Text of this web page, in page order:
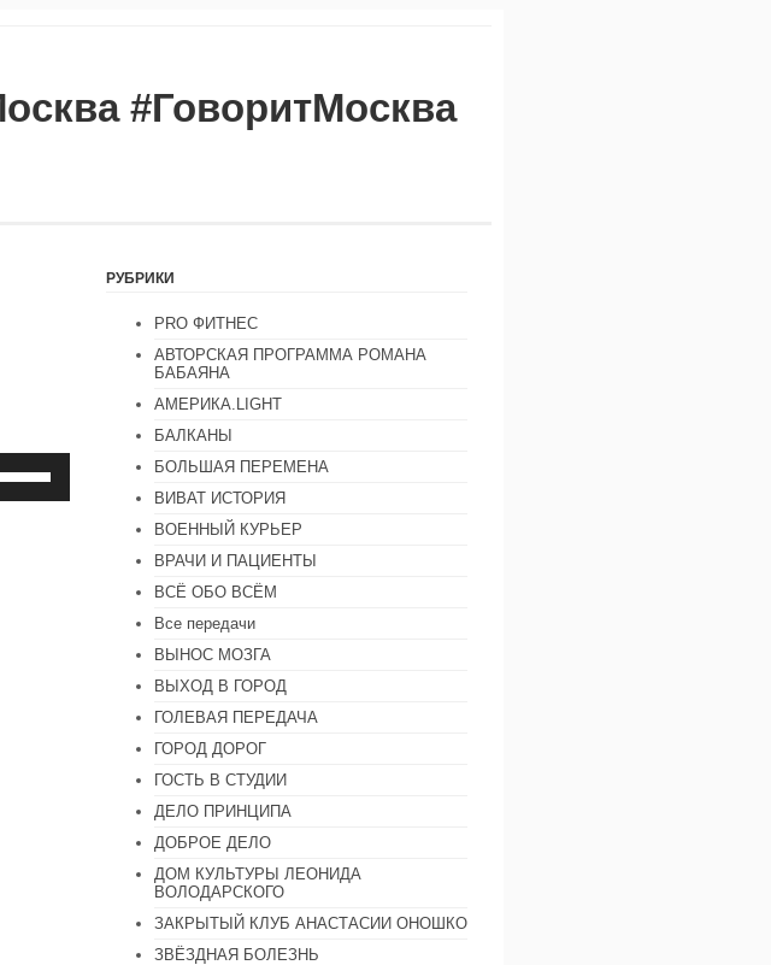
#ГоворитМосква
РУБРИКИ
PRO ФИТНЕС
АВТОРСКАЯ ПРОГРАММА РОМАНА
БАБАЯНА
АМЕРИКА.LIGHT
БАЛКАНЫ
БОЛЬШАЯ ПЕРЕМЕНА
ВИВАТ ИСТОРИЯ
ВОЕННЫЙ КУРЬЕР
ВРАЧИ И ПАЦИЕНТЫ
ВСЁ ОБО ВСЁМ
Все передачи
ВЫНОС МОЗГА
ВЫХОД В ГОРОД
ГОЛЕВАЯ ПЕРЕДАЧА
ГОРОД ДОРОГ
ГОСТЬ В СТУДИИ
ДЕЛО ПРИНЦИПА
ДОБРОЕ ДЕЛО
ДОМ КУЛЬТУРЫ ЛЕОНИДА
ВОЛОДАРСКОГО
ЗАКРЫТЫЙ КЛУБ АНАСТАСИИ ОНОШКО
ЗВЁЗДНАЯ БОЛЕЗНЬ